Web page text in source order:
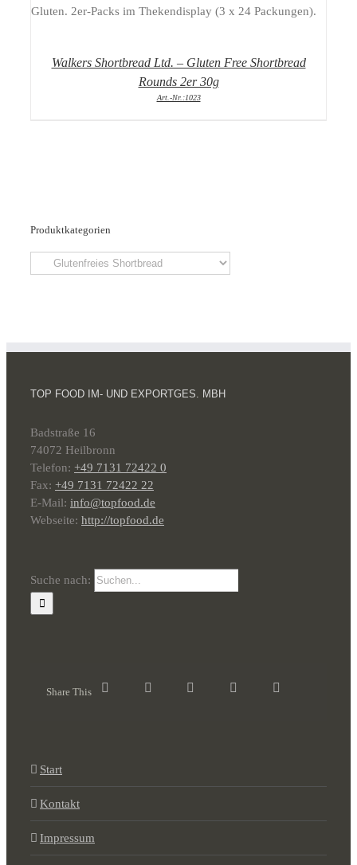
DETAILS
Walkers Shortbread Ltd. – Gluten Free Shortbread
Rounds 2er 30g
Art.-Nr.:1023
Produktkategorien
TOP FOOD IM- UND EXPORTGES. MBH
Badstraße 16
74072 Heilbronn
Telefon: +49 7131 72422 0
Fax: +49 7131 72422 22
E-Mail: info@topfood.de
Webseite: http://topfood.de
Suche nach:
Share This
Start
Kontakt
Impressum